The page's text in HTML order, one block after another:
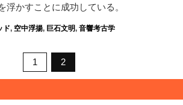
浮かすことに成功している。
ド, 空中浮揚, 巨石文明, 音響考古学
1 2